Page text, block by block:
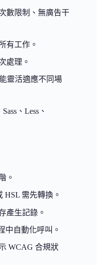
數限制、無廣告干
有工作。
處理。
靈活適應不同場
、Less、
。
HSL 需先轉換。
產生記錄。
中自動化呼叫。
WCAG 合規狀